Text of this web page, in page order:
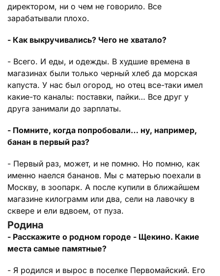
директором, ни о чем не говорило. Все
зарабатывали плохо.
- Как выкручивались? Чего не хватало?
- Всего. И еды, и одежды. В худшие времена в
магазинах были только черный хлеб да морская
капуста. У нас был огород, но отец все-таки имел
какие-то каналы: поставки, пайки… Все друг у
друга занимали до зарплаты.
- Помните, когда попробовали… ну, например,
банан в первый раз?
- Первый раз, может, и не помню. Но помню, как
именно наелся бананов. Мы с матерью поехали в
Москву, в зоопарк. А после купили в ближайшем
магазине килограмм или два, сели на лавочку в
сквере и ели вдвоем, от пуза.
Родина
- Расскажите о родном городе - Щекино. Какие
места самые памятные?
- Я родился и вырос в поселке Первомайский. Его